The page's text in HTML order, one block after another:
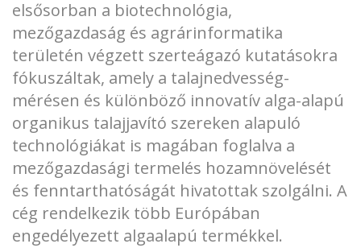
elsősorban a biotechnológia,
mezőgazdaság és agrárinformatika
területén végzett szerteágazó kutatásokra
fókuszáltak, amely a talajnedvesség-
mérésen és különböző innovatív alga-alapú
organikus talajjavító szereken alapuló
technológiákat is magában foglalva a
mezőgazdasági termelés hozamnövelését
és fenntarthatóságát hivatottak szolgálni. A
cég rendelkezik több Európában
engedélyezett algaalapú termékkel.